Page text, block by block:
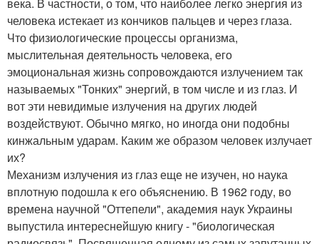
человека истекает из кончиков пальцев и через глаза.
Что физиологические процессы организма,
мыслительная деятельность человека, его
эмоциональная жизнь сопровождаются излучением так
называемых "Тонких" энергий, в том числе и из глаз. И
вот эти невидимые излучения на других людей
воздействуют. Обычно мягко, но иногда они подобны
кинжальным ударам. Каким же образом человек излучает
их?
Механизм излучения из глаз еще не изучен, но наука
вплотную подошла к его объяснению. В 1962 году, во
времена научной "Оттепели", академия наук Украины
выпустила интереснейшую книгу - "биологическая